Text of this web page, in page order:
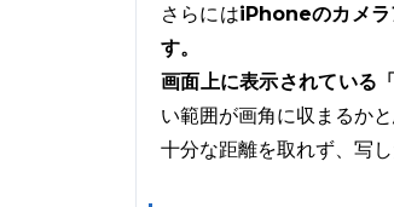
さらにはiPhoneのカメラ
す。
画面上に表示されている
い範囲が画角に収まるかと
十分な距離を取れず、写